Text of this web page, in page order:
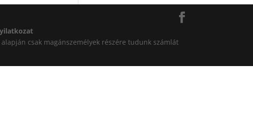
csak magánszemélyek részére tudunk számlát